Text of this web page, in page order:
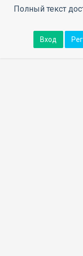
Полный текст
Вход